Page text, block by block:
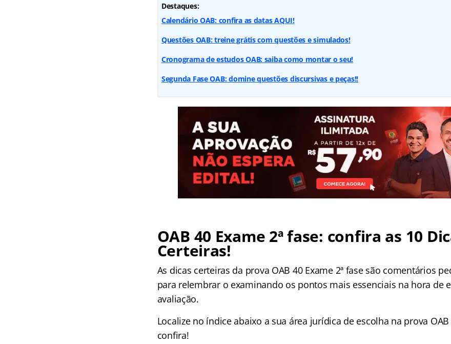
Destaques:
Calendário OAB: confira as datas AQUI!
Questões OAB: treine grátis com questões e simulados!
Cronograma de estudos OAB: saiba como montar o seu!
Segunda Fase OAB: domine questões discursivas e peças!!
OAB 40 Exame 2ª fase: confira as 10
Certeiras!
As dicas certeiras da prova OAB 40 Exame 2ª fase são comentários
para relembrar o examinando os pontos mais essenciais na hora de
avaliação.
Localize no índice abaixo a sua área jurídica de escolha na prova OAB
confira!